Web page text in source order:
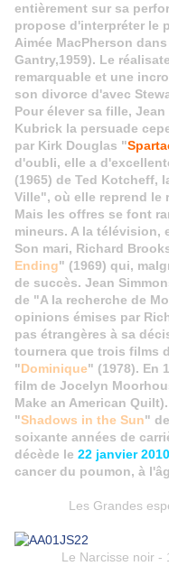
entièrement sur sa
propose d'interpréter le
Aimée MacPherson
Gantry,1959). Le
remarquable et une
son divorce d'avec
Pour élever sa fille,
Kubrick la persuade
par Kirk Douglas "
d'oubli, elle a
(1965) de Ted Kotcheff,
Ville", où elle reprend le
Mais les offres se font
mineurs. A la télévision,
Son mari, Richard
Ending" (1969) qui,
de succès. Jean
de "A la recherche de
opinions émises par
pas étrangères à sa
tournera que trois films
"Dominique" (1978). En
film de Jocelyn
Make an American
"Shadows in the Sun"
soixante années de
décède le 22 janvier 2010
cancer du poumon, à
Les Grandes
Le Narcisse noir -